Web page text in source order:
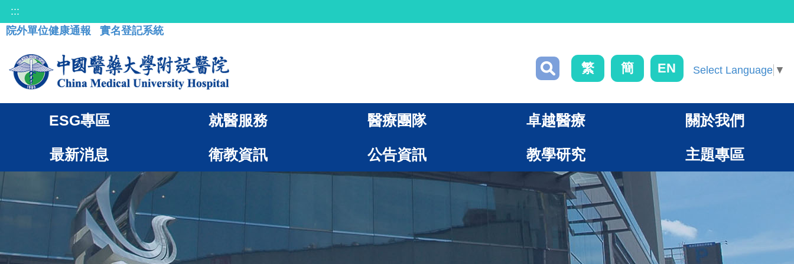
:::
院外單位健康通報
實名登記系統
繁 簡 EN Select Language ▼
ESG專區 就醫服務 醫療團隊 卓越醫療 關於我們
最新消息 衛教資訊 公告資訊 教學研究 主題專區